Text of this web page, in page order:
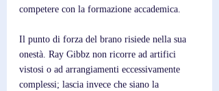
competere con la formazione accademica.
Il punto di forza del brano risiede nella sua
onestà. Ray Gibbz non ricorre ad artifici
vistosi o ad arrangiamenti eccessivamente
complessi; lascia invece che siano la